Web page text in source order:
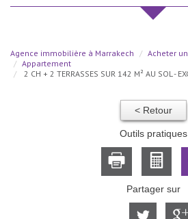
Agence immobilière à Marrakech
Acheter
Appartement
2 CH + 2 TERRASSES SUR 142 M² AU SOL -
< Retour
Outils pratiques
Partager sur